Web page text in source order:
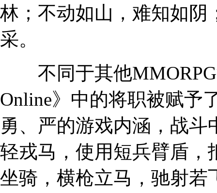
林；不动如山，难知如阴
采。
不同于其他MMORPG
Online》中的将职被赋予
勇、严的游戏内涵，战
轻戎马，使用短兵臂盾，
坐骑，横枪立马，驰射若